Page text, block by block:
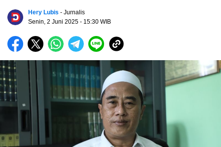
Hery Lubis - Jurnalis
Senin, 2 Juni 2025 - 15:30 WIB